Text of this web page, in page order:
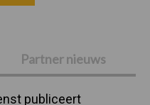
Partner nieuws
publiceert